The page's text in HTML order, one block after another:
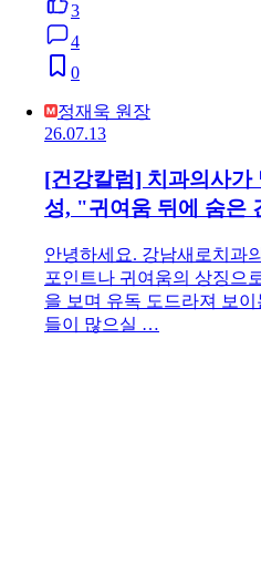
3
4
0
정재욱 원장
26.07.13
[건강칼럼] 치과의사가
성, "귀여움 뒤에 숨은
안녕하세요. 강남새로치과
포인트나 귀여움의 상징으
을 보며 유독 도드라져 보
들이 많으실 …